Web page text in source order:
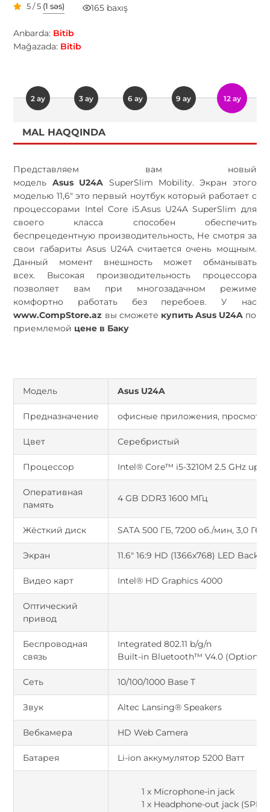
5 / 5 (1 səs) 165 baxış
Anbarda: Bitib
Mağazada: Bitib
2 ay 3 ay 6 ay 9 ay 12 ay
MAL HAQQINDA
Представляем вам новый
модель Asus U24A SuperSlim Mobility. Экран этого
моделью 11,6" это первый ноутбук который работает с
процессорами Intel Core i5.Asus U24A SuperSlim для
своего класса способен обеспечить
беспрецедентную производительность, Не смотря за
свои габариты Asus U24A считается очень мощным.
Данный момент внешность может обманывать
всех. Высокая производительность процессора
позволяет вам при многозадачном режиме
комфортно работать без перебоев. У нас
www.CompStore.az вы сможете купитьAsus U24A по
приемлемой цене в Баку
Модель Asus U24A
Предназначение офисные приложения, просмотр
Цвет Серебристый
Процессор Intel® Core™ i5-3210M 2.5 GHz up
Оперативная
память
4 GB DDR3 1600 МГц
Жёсткий диск SATA 500 ГБ, 7200 об./мин, 3,0 Гб/с
Экран 11.6" 16:9 HD (1366x768) LED
Видео карт Intel® HD Graphics 4000
Оптический
привод
Беспроводная
связь
Integrated 802.11 b/g/n
Built-in Bluetooth™ V4.0 (Optional)
Сеть 10/100/1000 Base T
Звук Altec Lansing® Speakers
Вебкамера HD Web Camera
Батарея Li-ion аккумулятор 5200 Ватт
1 x Microphone-in jack
1 x Headphone-out jack